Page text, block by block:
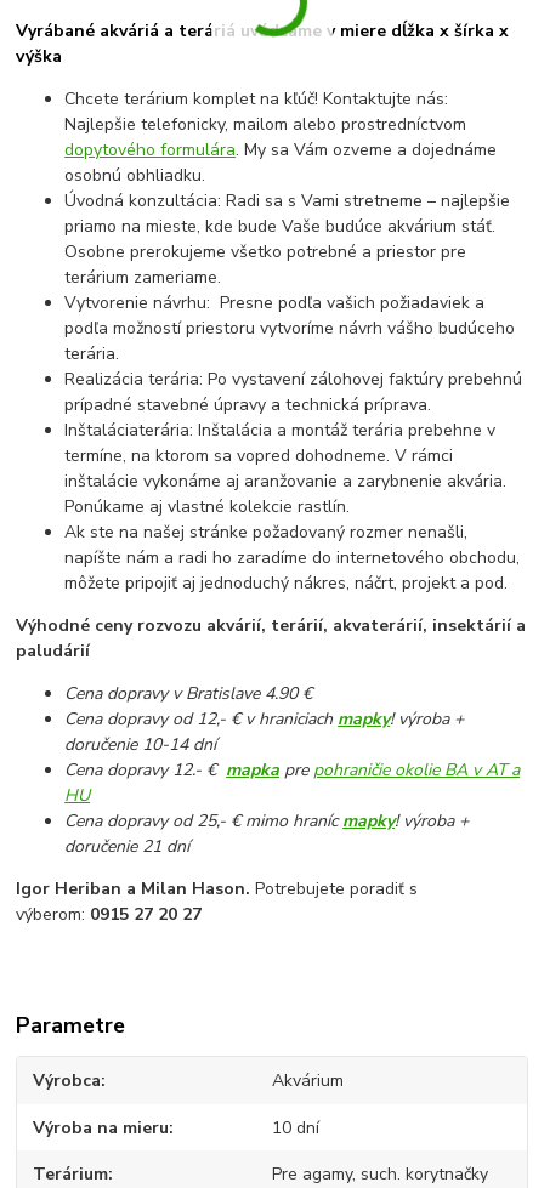
Vyrábané akváriá a teráriá uvádzame v miere dĺžka x šírka x
výška
Chcete terárium komplet na kľúč! Kontaktujte nás:
Najlepšie telefonicky, mailom alebo prostredníctvom
dopytového formulára. My sa Vám ozveme a dojednáme
osobnú obhliadku.
Úvodná konzultácia: Radi sa s Vami stretneme – najlepšie
priamo na mieste, kde bude Vaše budúce akvárium stáť.
Osobne prerokujeme všetko potrebné a priestor pre
terárium zameriame.
Vytvorenie návrhu: Presne podľa vašich požiadaviek a
podľa možností priestoru vytvoríme návrh vášho budúceho
terária.
Realizácia terária: Po vystavení zálohovej faktúry prebehnú
prípadné stavebné úpravy a technická príprava.
Inštaláciaterária: Inštalácia a montáž terária prebehne v
termíne, na ktorom sa vopred dohodneme. V rámci
inštalácie vykonáme aj aranžovanie a zarybnenie akvária.
Ponúkame aj vlastné kolekcie rastlín.
Ak ste na našej stránke požadovaný rozmer nenašli,
napíšte nám a radi ho zaradíme do internetového obchodu,
môžete pripojiť aj jednoduchý nákres, náčrt, projekt a pod.
Výhodné ceny rozvozu akvárií, terárií, akvaterárií, insektárií a
paludárií
Cena dopravy v Bratislave 4.90 €
Cena dopravy od 12,- € v hraniciach mapky! výroba +
doručenie 10-14 dní
Cena dopravy 12.- € mapka pre pohraničie okolie BA v AT a
HU
Cena dopravy od 25,- € mimo hranícmapky! výroba +
doručenie 21 dní
Igor Heriban a Milan Hason.Potrebujete poradiť s
výberom: 0915 27 20 27
Parametre
Výrobca Akvárium
Výroba na mieru 10 dní
Terárium Pre agamy, such. korytnačky